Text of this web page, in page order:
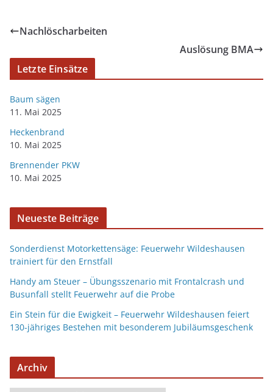
Nachlöscharbeiten
Auslösung BMA
Letzte Einsätze
Baum sägen
11. Mai 2025
Heckenbrand
10. Mai 2025
Brennender PKW
10. Mai 2025
Neueste Beiträge
Sonderdienst Motorkettensäge: Feuerwehr Wildeshausen
trainiert für den Ernstfall
Handy am Steuer – Übungsszenario mit Frontalcrash und
Busunfall stellt Feuerwehr auf die Probe
Ein Stein für die Ewigkeit – Feuerwehr Wildeshausen feiert
130-jähriges Bestehen mit besonderem Jubiläumsgeschenk
Archiv